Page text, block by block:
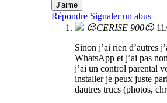
J'aime
Répondre Signaler un abus
😍CERISE 900😍
Sinon j’ai rien d’autres
WhatsApp et j’ai pas
j’ai un control parental
installer je peux juste
dautres trucs (photos,